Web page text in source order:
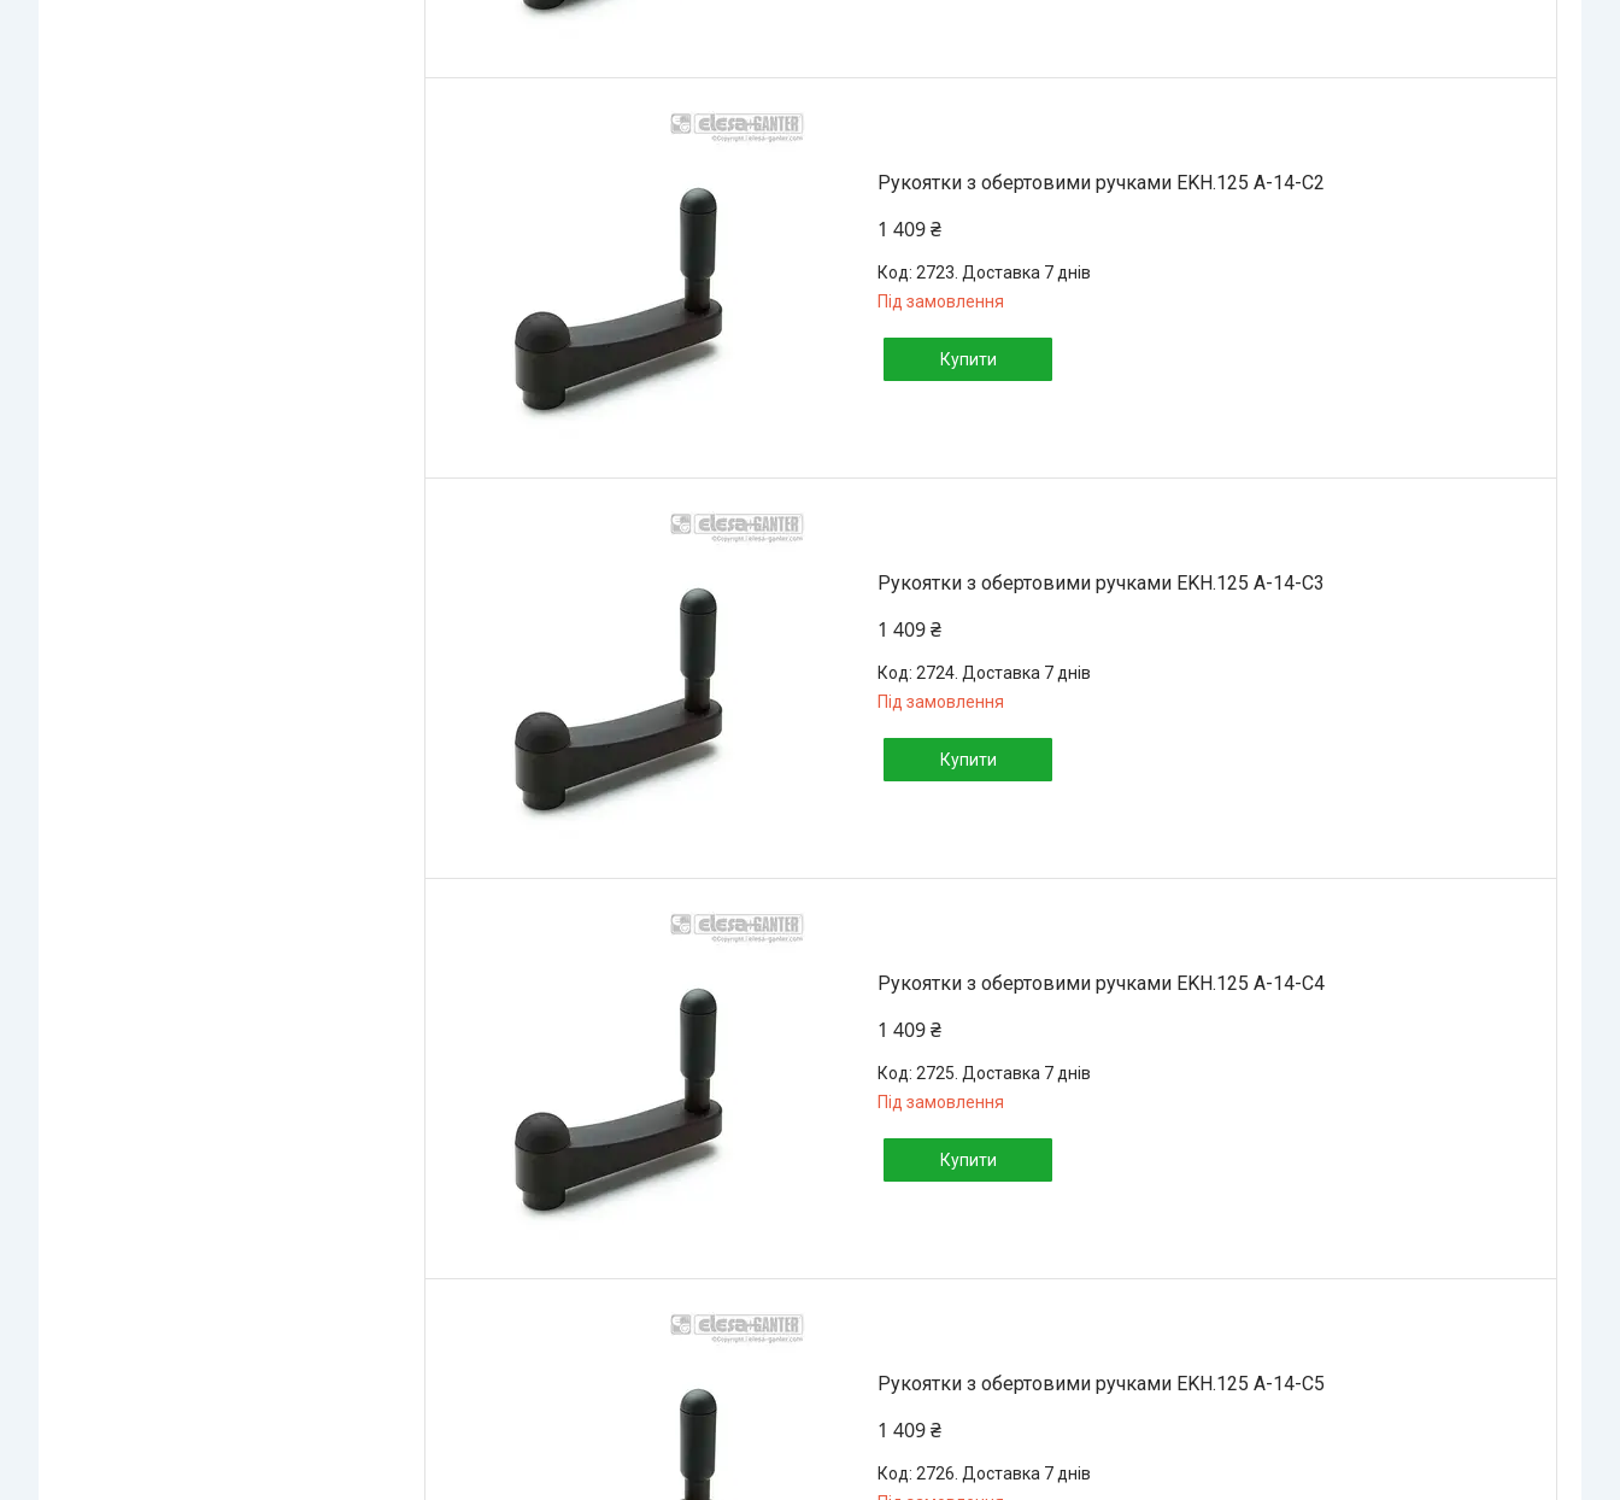
Рукоятки з обертовими ручками EKH.125 A-14-C2
1 409 ₴
2723. Доставка 7 днів
Під замовлення
Купити
Рукоятки з обертовими ручками EKH.125 A-14-C3
1 409 ₴
2724. Доставка 7 днів
Під замовлення
Купити
Рукоятки з обертовими ручками EKH.125 A-14-C4
1 409 ₴
2725. Доставка 7 днів
Під замовлення
Купити
Рукоятки з обертовими ручками EKH.125 A-14-C5
1 409 ₴
2726. Доставка 7 днів